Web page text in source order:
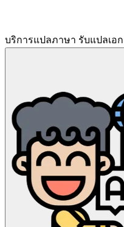
บริการแปลภาษา รับแปลเอ